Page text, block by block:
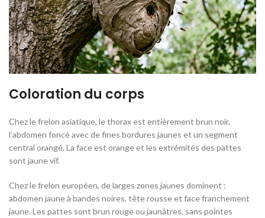
Coloration du corps
Chez le frelon asiatique, le thorax est entièrement brun noir,
l’abdomen foncé avec de fines bordures jaunes et un segment
central orangé. La face est orange et les extrémités des pattes
sont jaune vif.
Chez le frelon européen, de larges zones jaunes dominent :
abdomen jaune à bandes noires, tête rousse et face franchement
jaune. Les pattes sont brun rouge ou jaunâtres, sans pointes